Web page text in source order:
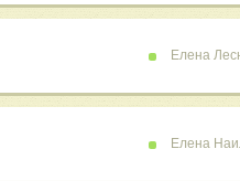
Елена
Елена